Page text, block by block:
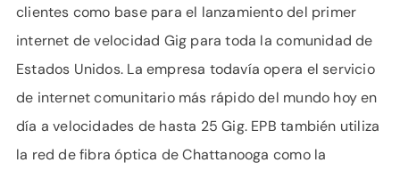
clientes como base para el lanzamiento del primer
internet de velocidad Gig para toda la comunidad de
Estados Unidos. La empresa todavía opera el servicio
de internet comunitario más rápido del mundo hoy en
día a velocidades de hasta 25 Gig. EPB también utiliza
la red de fibra óptica de Chattanooga como la